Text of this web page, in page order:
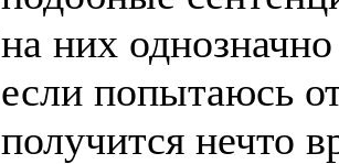
на них
если попытаюсь
получится нечто